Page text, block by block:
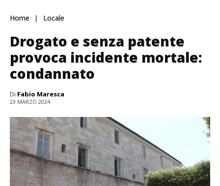
Home Locale
Drogato e senza patente
provoca incidente mortale:
condannato
Di Fabio Maresca
23 MARZO 2024